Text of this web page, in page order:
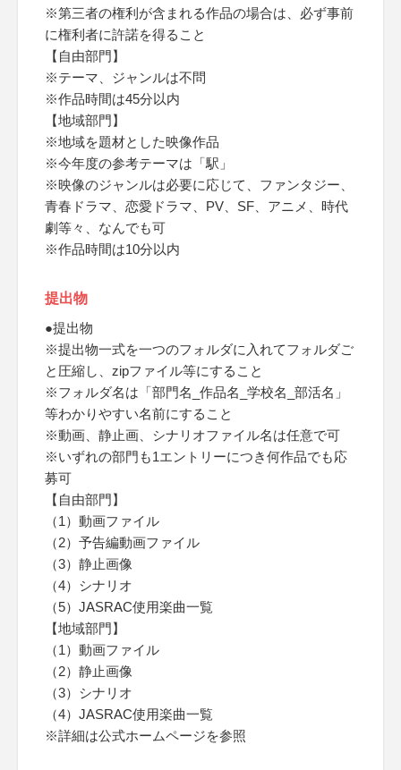
※第三者の権利が含まれる作品の場合は、必ず事前
に権利者に許諾を得ること
【自由部門】
※テーマ、ジャンルは不問
※作品時間は45分以内
【地域部門】
※地域を題材とした映像作品
※今年度の参考テーマは「駅」
※映像のジャンルは必要に応じて、ファンタジー、
青春ドラマ、恋愛ドラマ、PV、SF、アニメ、時代
劇等々、なんでも可
※作品時間は10分以内
提出物
●提出物
※提出物一式を一つのフォルダに入れてフォルダご
と圧縮し、zipファイル等にすること
※フォルダ名は「部門名_作品名_学校名_部活名」
等わかりやすい名前にすること
※動画、静止画、シナリオファイル名は任意で可
※いずれの部門も1エントリーにつき何作品でも応
募可
【自由部門】
（1）動画ファイル
（2）予告編動画ファイル
（3）静止画像
（4）シナリオ
（5）JASRAC使用楽曲一覧
【地域部門】
（1）動画ファイル
（2）静止画像
（3）シナリオ
（4）JASRAC使用楽曲一覧
※詳細は公式ホームページを参照